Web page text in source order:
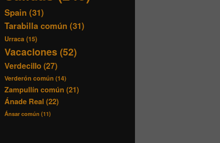
Spain (31)
Tarabilla común (31)
Urraca (15)
Vacaciones (52)
Verdecillo (27)
Verderón común (14)
Zampullín común (21)
Ánade Real (22)
Ánsar común (11)